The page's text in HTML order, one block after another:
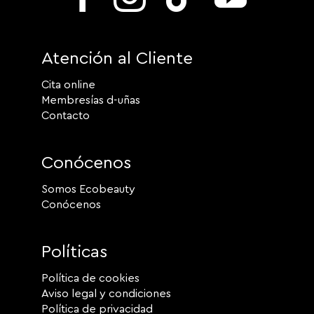
Atención al Cliente
Cita online
Membresías d-uñas
Contacto
Conócenos
Somos Ecobeauty
Conócenos
Políticas
Política de cookies
Aviso legal y condiciones
Política de privacidad